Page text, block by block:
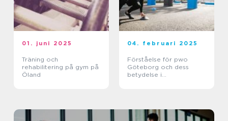
01. juni 2025
Träning och
rehabilitering på gym på
Öland
04. februari 2025
Förståelse för pwo
Göteborg och dess
betydelse i